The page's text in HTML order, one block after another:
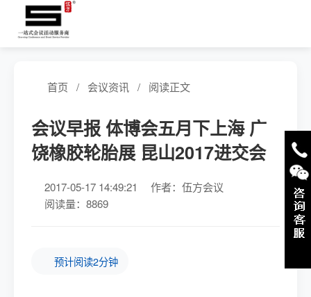
首页 / 会议资讯 / 阅读正文
会议早报 体博会五月下上海 广
饶橡胶轮胎展 昆山2017进交会
2017-05-17 14:49:21
作者：伍方会议
阅读量：8869
预计阅读2分钟